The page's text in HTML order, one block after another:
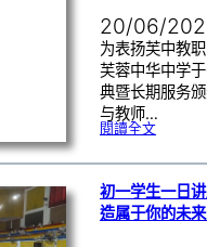
布
置
营
造
温
馨
校
园
20/06/
为表扬芙中教
芙蓉中华中学
典暨长期服务
与教师…
閱讀全文:以
，
为
林
！
芙
中
教
初一学生一日
造属于你的未来